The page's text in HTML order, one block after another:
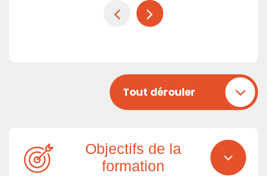
Tout dérouler
Objectifs de la
formation